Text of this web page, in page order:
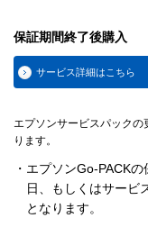
保証期間終了後購入
サービス詳細はこちら
エプソンサービスパックの
ります。
・エプソンGo-PACK
日、もしくはサービ
となります。